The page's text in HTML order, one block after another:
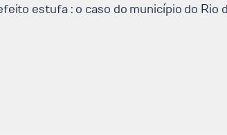
estufa : o caso do município do Rio